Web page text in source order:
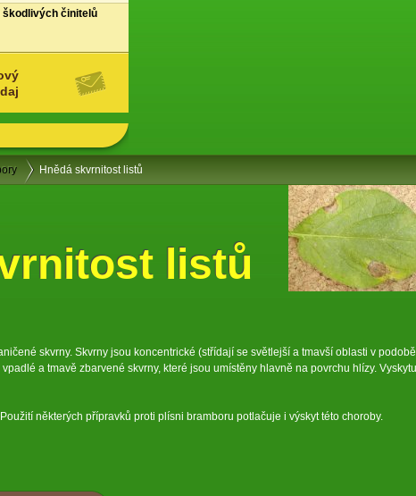
škodlivých činitelů
Hnědá skvrnitost listů
listů
skvrny. Skvrny jsou koncentrické (střídají se světlejší a tmavší oblasti v podobě
a tmavě zbarvené skvrny, které jsou umístěny hlavně na povrchu hlízy.
některých přípravků proti plísni bramboru potlačuje i výskyt této choroby.